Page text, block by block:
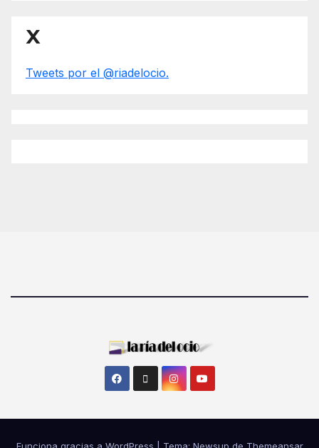
X
Tweets por el @riadelocio.
Funciona gracias a WordPress Tema: Newsup de Themeansar